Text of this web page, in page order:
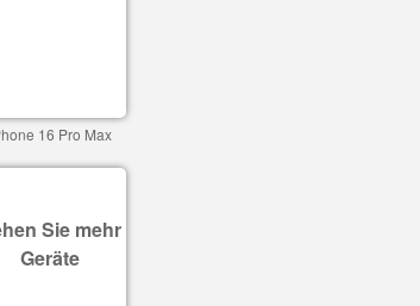
16 Pro Max
Sie mehr
Geräte